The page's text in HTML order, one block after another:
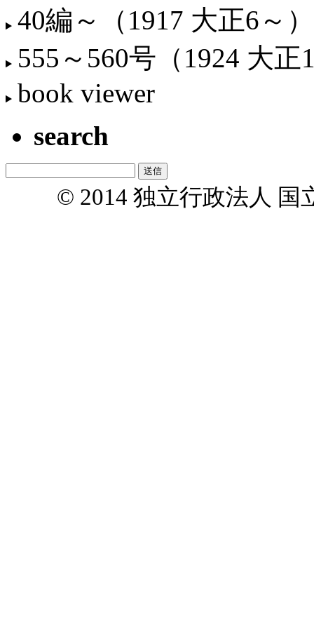
40編～（1917 大正6～）
555～560号（1924 大正
book viewer
search
© 2014 独立行政法人 国